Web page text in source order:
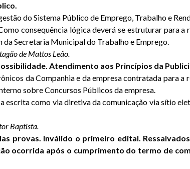
do Sistema Público de Emprego, Trabalho e
consequência lógica deverá se estruturar para a
da Secretaria Municipal do Trabalho e Emprego.
de Mattos Leão.
Atendimento aos Princípios da
da Companhia e da empresa contratada para a
sobre Concursos Públicos da empresa.
como via diretiva da comunicação via sítio
Baptista.
provas. Inválido o primeiro edital.
ocorrida após o cumprimento do termo de